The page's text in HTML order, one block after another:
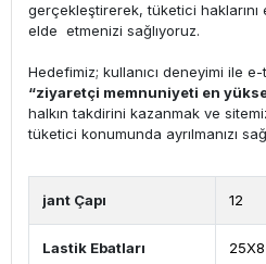
gerçekleştirerek, tüketici haklarını
elde etmenizi sağlıyoruz.
Hedefimiz; kullanıcı deneyimi ile
“ziyaretçi memnuniyeti en
halkın takdirini kazanmak ve
tüketici konumunda ayrılmanızı
jant Çapı 12
Lastik Ebatları